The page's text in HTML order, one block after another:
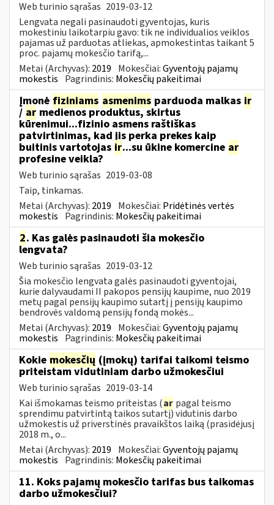
Web turinio sąrašas 2019-03-12
Lengvata negali pasinaudoti gyventojas, kuris
mokestiniu laikotarpiu gavo: tik ne individualios veiklos
pajamas už parduotas atliekas, apmokestintas taikant 5
proc. pajamų mokesčio tarifą,...
Metai (Archyvas): 2019 Mokesčiai:Gyventojų pajamų
mokestis Pagrindinis: Mokesčių pakeitimai
Įmonė fiziniams asmenims parduoda malkas ir
/ ar medienos produktus, skirtus
kūrenimui...fizinio asmens raštiškas
patvirtinimas, kad jis perka prekes kaip
buitinis vartotojas ir...su ūkine komercine ar
profesine veikla?
Web turinio sąrašas 2019-03-08
Taip, tinkamas.
Metai (Archyvas): 2019 Mokesčiai: Pridėtinės vertės
mokestis Pagrindinis: Mokesčių pakeitimai
2. Kas galės pasinaudoti šia mokesčio
lengvata?
Web turinio sąrašas 2019-03-12
Šia mokesčio lengvata galės pasinaudoti gyventojai,
kurie dalyvaudami II pakopos pensijų kaupime, nuo 2019
metų pagal pensijų kaupimo sutartį į pensijų kaupimo
bendrovės valdomą pensijų fondą mokės...
Metai (Archyvas): 2019 Mokesčiai:Gyventojų pajamų
mokestis Pagrindinis: Mokesčių pakeitimai
Kokie mokesčių (įmokų) tarifai taikomi teismo
priteistam vidutiniam darbo užmokesčiui
Web turinio sąrašas 2019-03-14
Kai išmokamas teismo priteistas (ar pagal teismo
sprendimu patvirtintą taikos sutartį) vidutinis darbo
užmokestis už priverstinės pravaikštos laiką (prasidėjusį
2018 m., o...
Metai (Archyvas): 2019 Mokesčiai:Gyventojų pajamų
mokestis Pagrindinis: Mokesčių pakeitimai
11. Koks pajamų mokesčio tarifas bus taikomas
darbo užmokesčiui?